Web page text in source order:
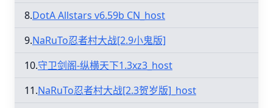
8.DotA Allstars v6.59b CN_host
9.NaRuTo忍者村大战[2.9小鬼版]
10.守卫剑阁-纵横天下1.3xz3_host
11.NaRuTo忍者村大战[2.3贺岁版]_host